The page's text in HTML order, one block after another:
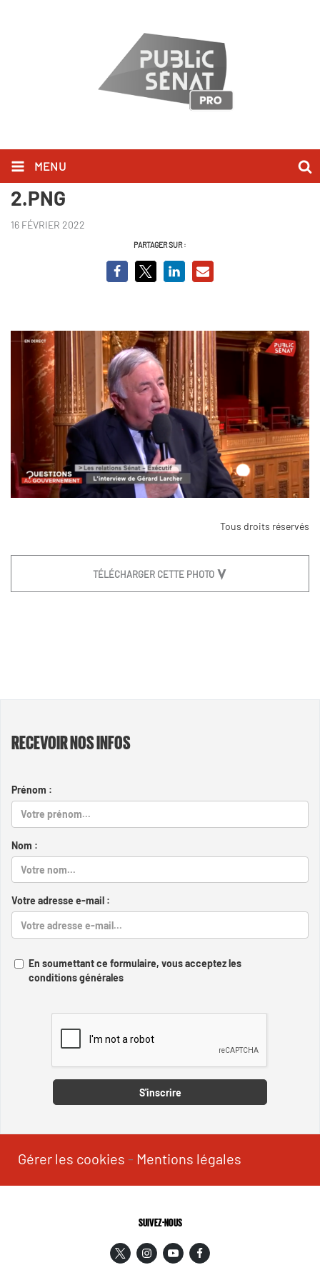
MENU
Capture Gérard Larcher QAG
2.PNG
16 FÉVRIER 2022
PARTAGER SUR :
Tous droits réservés
TÉLÉCHARGER CETTE PHOTO
RECEVOIR NOS INFOS
Prénom :
Nom :
Votre adresse e-mail :
En soumettant ce formulaire, vous acceptez les
conditions générales
S'inscrire
Gérer les cookies - Mentions légales
SUIVEZ-NOUS